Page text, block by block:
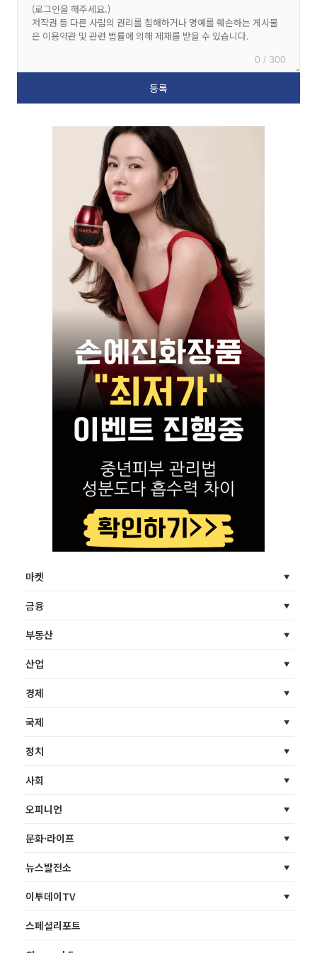
0 / 300
마켓
금융
부동산
산업
경제
국제
정치
사회
오피니언
문화·라이프
뉴스발전소
이투데이TV
스페셜리포트